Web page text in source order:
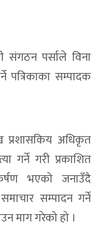
संगठन पर्साले विना
पत्रिकाका सम्पादक
प्रशासकिय अधिकृत
गर्ने गरी प्रकाशित
भएको जनाउँदै
सम्पादन गर्ने
माग गरेको हो ।